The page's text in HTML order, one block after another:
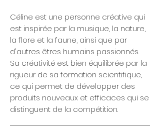
Céline est une personne créative qui
est inspirée par la musique, la nature,
la flore et la faune, ainsi que par
d'autres êtres humains passionnés.
Sa créativité est bien équilibrée par la
rigueur de sa formation scientifique,
ce qui permet de développer des
produits nouveaux et efficaces qui se
distinguent de la compétition.